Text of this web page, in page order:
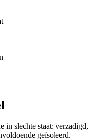
in slechte staat: verzadigd,
geïsoleerd.